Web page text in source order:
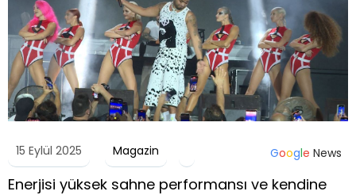
15 Eylül 2025 Magazin Google News
Enerjisi yüksek sahne performansı ve kendine